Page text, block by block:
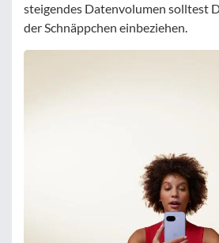
steigendes Datenvolumen solltest
der Schnäppchen einbeziehen.